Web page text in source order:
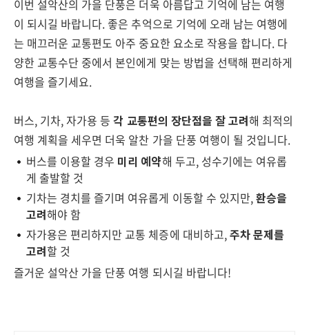
이번 설악산의 가을 단풍은 더욱 아름답고 기억에 남는 여행
이 되시길 바랍니다. 좋은 추억으로 기억에 오래 남는 여행에
는 매끄러운 교통편도 아주 중요한 요소로 작용을 합니다. 다
양한 교통수단 중에서 본인에게 맞는 방법을 선택해 편리하게
여행을 즐기세요.
버스, 기차, 자가용 등각 교통편의 장단점을 잘 고려해 최적의
여행 계획을 세우면 더욱 알찬 가을 단풍 여행이 될 것입니다.
버스를 이용할 경우 미리 예약해 두고, 성수기에는 여유롭
게 출발할 것
기차는 경치를 즐기며 여유롭게 이동할 수 있지만, 환승을
고려해야 함
자가용은 편리하지만 교통 체증에 대비하고, 주차 문제를
고려할 것
즐거운 설악산 가을 단풍 여행 되시길 바랍니다!